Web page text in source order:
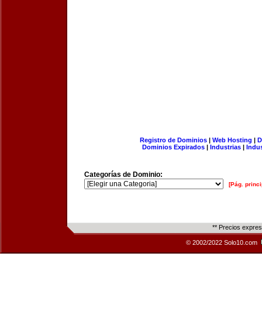
Registro de Dominios| Web Hosting |
Dominios Expirados | Industrias |
Categorías de Dominio:
[Pág.
** Precios
© 2002/2022 Solo10.com